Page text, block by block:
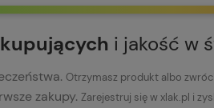
i jakość w
. Otrzymasz produkt albo
zakupy. Zarejestruj się w xlak.pl i